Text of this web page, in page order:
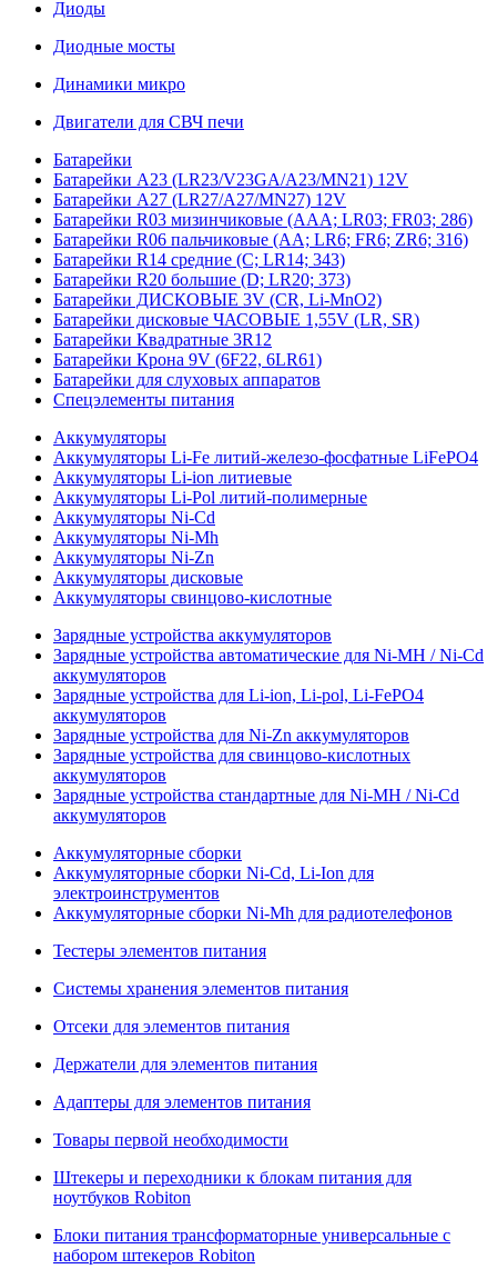
Диоды
Диодные мосты
Динамики микро
Двигатели для СВЧ печи
Батарейки
Батарейки A23 (LR23/V23GA/A23/MN21) 12V
Батарейки A27 (LR27/A27/MN27) 12V
Батарейки R03 мизинчиковые (AAA; LR03; FR03; 286)
Батарейки R06 пальчиковые (AA; LR6; FR6; ZR6; 316)
Батарейки R14 средние (C; LR14; 343)
Батарейки R20 большие (D; LR20; 373)
Батарейки ДИСКОВЫЕ 3V (CR, Li-MnO2)
Батарейки дисковые ЧАСОВЫЕ 1,55V (LR, SR)
Батарейки Квадратные 3R12
Батарейки Крона 9V (6F22, 6LR61)
Батарейки для слуховых аппаратов
Спецэлементы питания
Аккумуляторы
Аккумуляторы Li-Fe литий-железо-фосфатные LiFePO4
Аккумуляторы Li-ion литиевые
Аккумуляторы Li-Pol литий-полимерные
Аккумуляторы Ni-Cd
Аккумуляторы Ni-Mh
Аккумуляторы Ni-Zn
Аккумуляторы дисковые
Аккумуляторы свинцово-кислотные
Зарядные устройства аккумуляторов
Зарядные устройства автоматические для Ni-MH / Ni-Cd
аккумуляторов
Зарядные устройства для Li-ion, Li-pol, Li-FePO4
аккумуляторов
Зарядные устройства для Ni-Zn аккумуляторов
Зарядные устройства для свинцово-кислотных
аккумуляторов
Зарядные устройства стандартные для Ni-MH / Ni-Cd
аккумуляторов
Аккумуляторные сборки
Аккумуляторные сборки Ni-Cd, Li-Ion для
электроинструментов
Аккумуляторные сборки Ni-Mh для радиотелефонов
Тестеры элементов питания
Системы хранения элементов питания
Отсеки для элементов питания
Держатели для элементов питания
Адаптеры для элементов питания
Товары первой необходимости
Штекеры и переходники к блокам питания для
ноутбуков Robiton
Блоки питания трансформаторные универсальные с
набором штекеров Robiton